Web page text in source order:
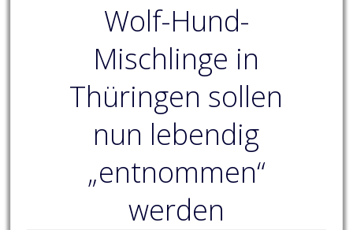
Wolf-Hund-
Mischlinge in
Thüringen sollen
nun lebendig
„entnommen“
werden